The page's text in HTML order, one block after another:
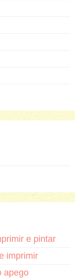
e pintar
imprimir
apego